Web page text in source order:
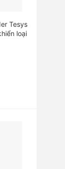
Tesys
loại